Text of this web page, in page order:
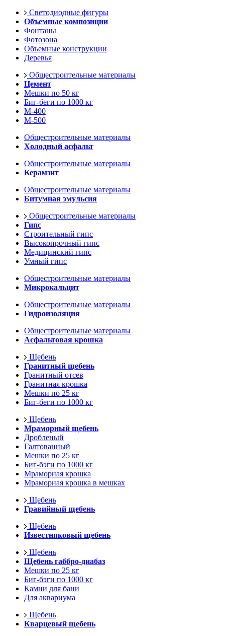
Светодиодные фигуры
Объемные композиции
Фонтаны
Фотозона
Объемные конструкции
Деревья
Общестроительные материалы
Цемент
Мешки по 50 кг
Биг-беги по 1000 кг
М-400
М-500
Общестроительные материалы
Холодный асфальт
Общестроительные материалы
Керамзит
Общестроительные материалы
Битумная эмульсия
Общестроительные материалы
Гипс
Строительный гипс
Высокопрочный гипс
Медицинский гипс
Умный гипс
Общестроительные материалы
Микрокальцит
Общестроительные материалы
Гидроизоляция
Общестроительные материалы
Асфальтовая крошка
Щебень
Гранитный щебень
Гранитный отсев
Гранитная крошка
Мешки по 25 кг
Биг-беги по 1000 кг
Щебень
Мраморный щебень
Дробленый
Галтованный
Мешки по 25 кг
Биг-бэги по 1000 кг
Мраморная крошка
Мраморная крошка в мешках
Щебень
Гравийный щебень
Щебень
Известняковый щебень
Щебень
Щебень габбро-диабаз
Мешки по 25 кг
Биг-бэги по 1000 кг
Камни для бани
Для аквариума
Щебень
Кварцевый щебень